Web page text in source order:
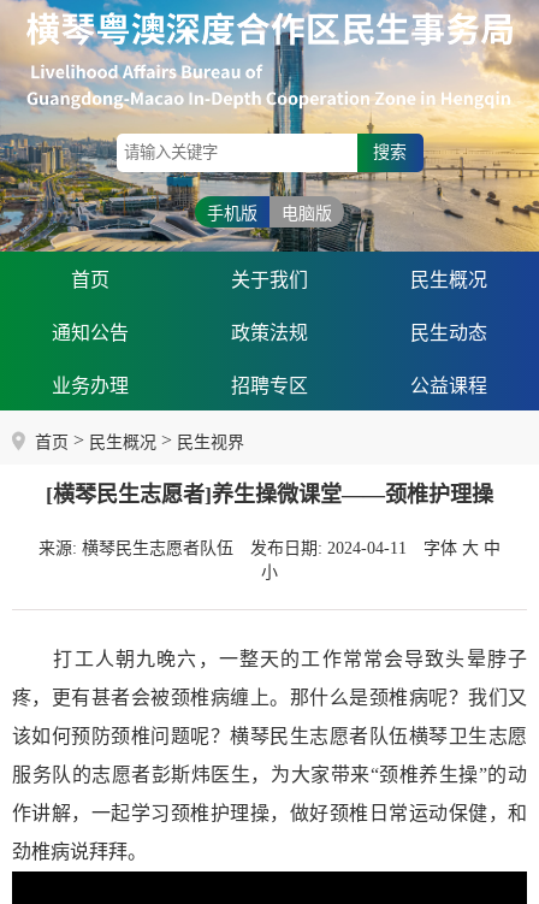
搜索
手机版 电脑版
首页 关于我们 民生概况
通知公告 政策法规 民生动态
业务办理 招聘专区 公益课程
首页 > 民生概况 > 民生视界
[横琴民生志愿者]养生操微课堂——颈椎护理操
来源: 横琴民生志愿者队伍 发布日期: 2024-04-11 字体 大 中
小
打工人朝九晚六，一整天的工作常常会导致头晕脖子
疼，更有甚者会被颈椎病缠上。那什么是颈椎病呢？我们又
该如何预防颈椎问题呢？横琴民生志愿者队伍横琴卫生志愿
服务队的志愿者彭斯炜医生，为大家带来“颈椎养生操”的动
作讲解，一起学习颈椎护理操，做好颈椎日常运动保健，和
劲椎病说拜拜。